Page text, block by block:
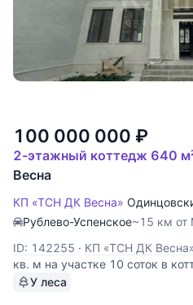
100 000 000 ₽
2-этажный коттедж 640
Весна
КП «ТСН ДК Весна»
Рублево-Успенское~15 км от
ID: 142255 · КП «ТСН ДК
кв. м на участке 10 соток в
Дом представлен в отделке
У леса